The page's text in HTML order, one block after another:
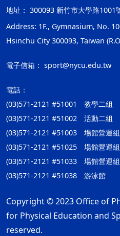
地址： 300093 新竹市大學路1001
Address: 1F., Gymnasium, No.
Hsinchu City 300093, Taiwan
電子信箱： sport@nycu.edu.tw
電話：
(03)571-2121 #51001 教學二組
(03)571-2121 #51002 活動二組
(03)571-2121 #51003 場館營運
(03)571-2121 #51025 場館營運
(03)571-2121 #51033 場館營運
(03)571-2121 #51038 游泳館
Copyright © 2023 Office of
for Physical Education and
reserved.